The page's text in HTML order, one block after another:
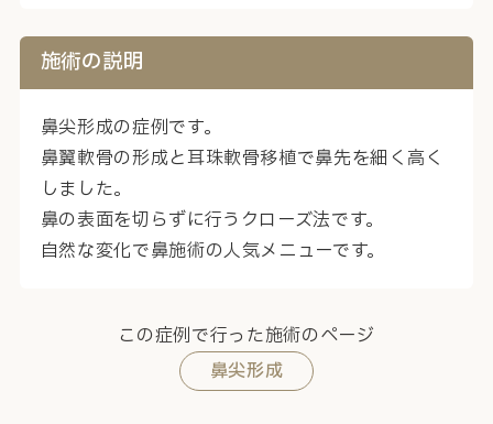
施術の説明
鼻尖形成の症例です。
鼻翼軟骨の形成と耳珠軟骨移植で鼻先を細く高く
しました。
鼻の表面を切らずに行うクローズ法です。
自然な変化で鼻施術の人気メニューです。
この症例で行った施術のページ
鼻尖形成